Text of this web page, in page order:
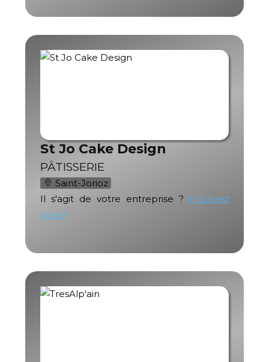
St Jo Cake Design
PÂTISSERIE
Saint-Jorioz
Il s'agit de votre entreprise ?
Inscrivez
vous !